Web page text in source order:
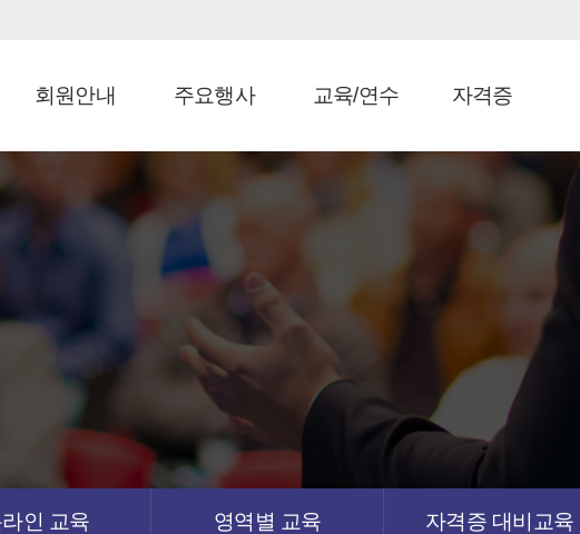
회원안내 주요행사 교육/연수 자격증
인 교육 영역별 교육 자격증 대비교육